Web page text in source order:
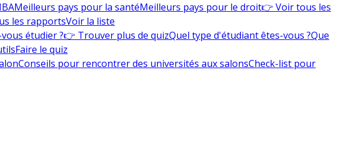
Meilleurs pays pour la santéMeilleurs pays pour le droit👉 Voir tous les
les rapportsVoir la liste
étudier ?👉 Trouver plus de quizQuel type d'étudiant êtes-vous ?Que
Faire le quiz
Conseils pour rencontrer des universités aux salonsCheck-list pour